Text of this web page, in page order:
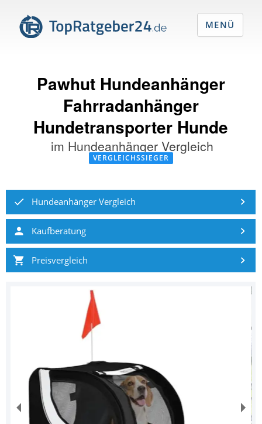
Pawhut Hundeanhänger
Fahrradanhänger
Hundetransporter Hunde
im Hundeanhänger Vergleich
VERGLEICHSSIEGER
Hundeanhänger Vergleich
Kaufberatung
Preisvergleich
MENÜ